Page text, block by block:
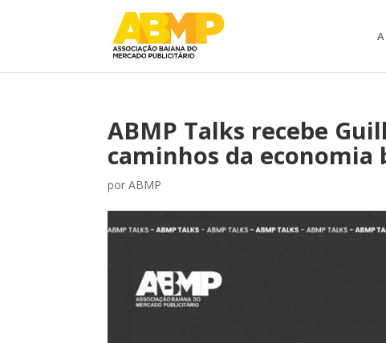
ABMP Talks recebe
caminhos da economia
porABMP